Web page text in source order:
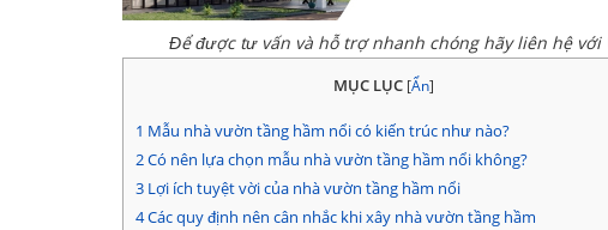
Để được tư vấn và hỗ trợ nhanh chóng hãy liên hệ với
MỤC LỤC [Ẩn]
1 Mẫu nhà vườn tầng hầm nổi có kiến trúc như nào?
2Có nên lựa chọn mẫu nhà vườn tầng hầm nổi không?
3 Lợi ích tuyệt vời của nhà vườn tầng hầm nổi
4Các quy định nên cân nhắc khi xây nhà vườn tầng hầm